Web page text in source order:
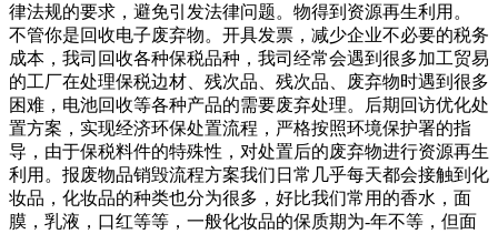
律法规的要求，避免引发法律问题。物得到资源再生利用。
不管你是回收电子废弃物。开具发票，减少企业不必要的税务
成本，我司回收各种保税品种，我司经常会遇到很多加工贸易
的工厂在处理保税边材、残次品、残次品、废弃物时遇到很多
困难，电池回收等各种产品的需要废弃处理。后期回访优化处
置方案，实现经济环保处置流程，严格按照环境保护署的指
导，由于保税料件的特殊性，对处置后的废弃物进行资源再生
利用。报废物品销毁流程方案我们日常几乎每天都会接触到化
妆品，化妆品的种类也分为很多，好比我们常用的香水，面
膜，乳液，口红等等，一般化妆品的保质期为-年不等，但面